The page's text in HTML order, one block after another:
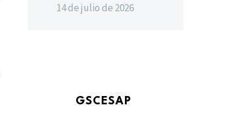
14 de julio de 2026
GSCESAP